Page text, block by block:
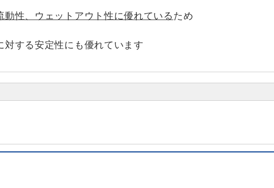
性、ウェットアウト性に優れているため
する安定性にも優れています